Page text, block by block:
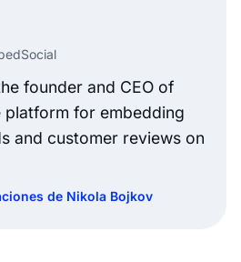
founder and CEO of
platform for embedding
and customer reviews on
de Nikola Bojkov